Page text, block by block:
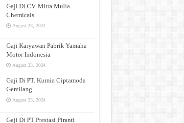
Gaji Di CV. Mitra Mulia
Chemicals
August 23, 2024
Gaji Karyawan Pabrik Yamaha
Motor Indonesia
August 23, 2024
Gaji Di PT. Kurnia Ciptamoda
Gemilang
August 23, 2024
Gaji Di PT Prestasi Piranti